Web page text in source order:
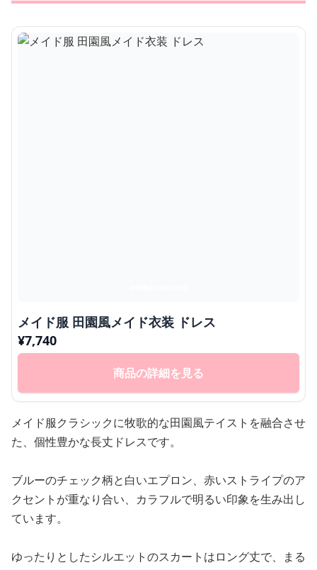
メイド服 田園風メイド衣装 ドレス
¥7,740
商品の詳細を見る
メイド服クラシックに牧歌的な田園風テイストを融合させ
た、個性豊かな長丈ドレスです。
ブルーのチェック柄と白いエプロン、赤いストライプのア
クセントが重なり合い、カラフルで明るい印象を生み出し
ています。
ゆったりとしたシルエットのスカートはロング丈で、まる